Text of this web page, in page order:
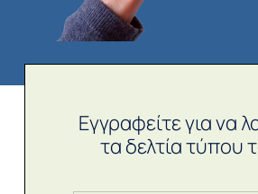
Εγγραφείτε για να
τα δελτία τύπου